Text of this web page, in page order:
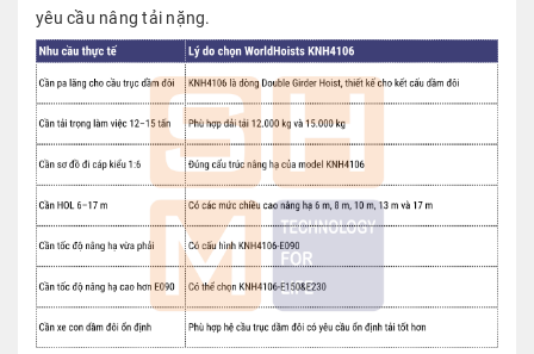
yêu cầu nâng tải nặng.